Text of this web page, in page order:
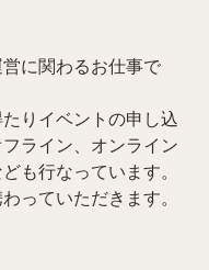
に関わるお仕事で
りイベントの申し込
ライン、オンライン
も行なっています。
っていただきます。